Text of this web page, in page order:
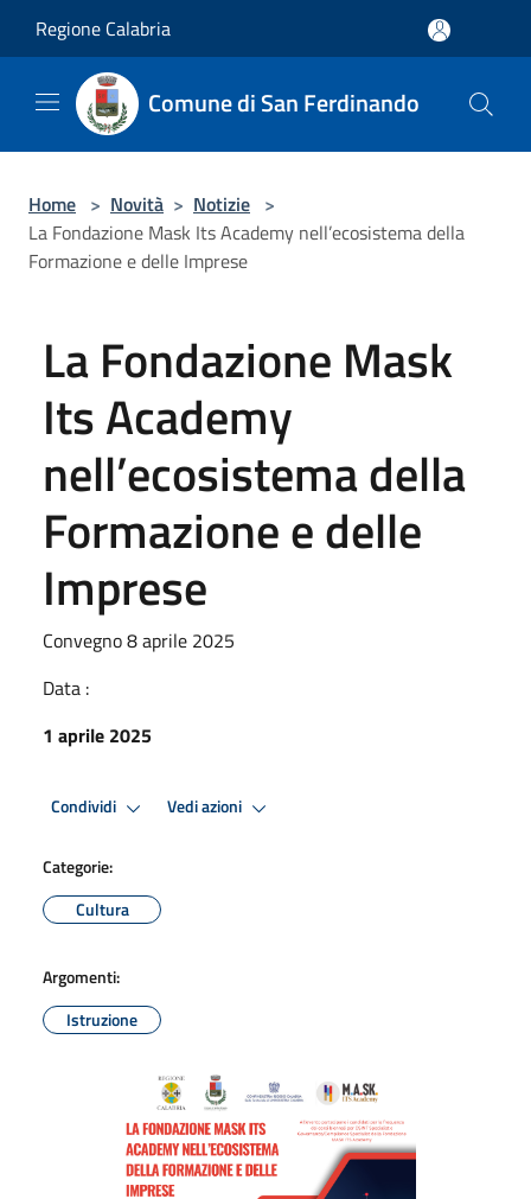
Regione Calabria
Comune di San Ferdinando
Home > Novità > Notizie >
La Fondazione Mask Its Academy nell’ecosistema della
Formazione e delle Imprese
La Fondazione Mask
Its Academy
nell’ecosistema della
Formazione e delle
Imprese
Convegno 8 aprile 2025
Data :
1 aprile 2025
Condividi Vedi azioni
Categorie:
Cultura
Argomenti:
Istruzione